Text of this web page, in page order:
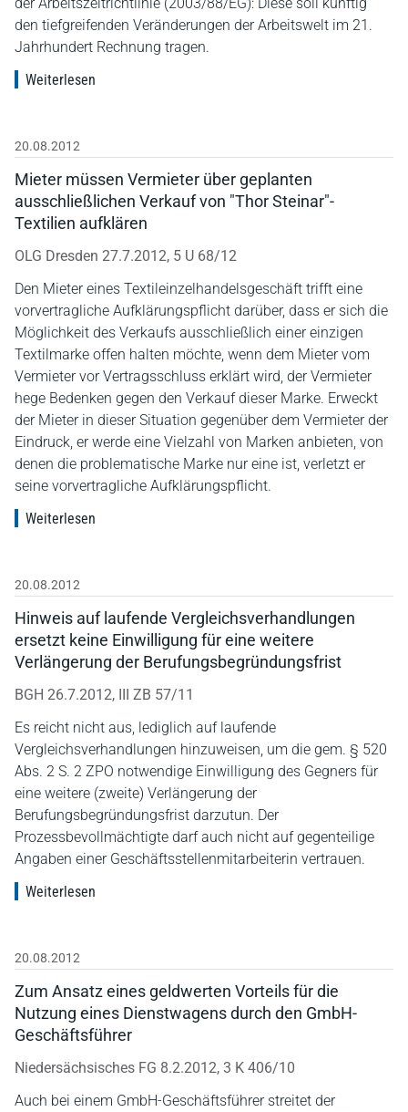
den tiefgreifenden Veränderungen der Arbeitswelt im 21.
Jahrhundert Rechnung tragen.
Weiterlesen
20.08.2012
Mieter müssen Vermieter über geplanten
ausschließlichen Verkauf von "Thor Steinar"-
Textilien aufklären
OLG Dresden 27.7.2012, 5 U 68/12
Den Mieter eines Textileinzelhandelsgeschäft trifft eine
vorvertragliche Aufklärungspflicht darüber, dass er sich die
Möglichkeit des Verkaufs ausschließlich einer einzigen
Textilmarke offen halten möchte, wenn dem Mieter vom
Vermieter vor Vertragsschluss erklärt wird, der Vermieter
hege Bedenken gegen den Verkauf dieser Marke. Erweckt
der Mieter in dieser Situation gegenüber dem Vermieter der
Eindruck, er werde eine Vielzahl von Marken anbieten, von
denen die problematische Marke nur eine ist, verletzt er
seine vorvertragliche Aufklärungspflicht.
Weiterlesen
20.08.2012
Hinweis auf laufende Vergleichsverhandlungen
ersetzt keine Einwilligung für eine weitere
Verlängerung der Berufungsbegründungsfrist
BGH 26.7.2012, III ZB 57/11
Es reicht nicht aus, lediglich auf laufende
Vergleichsverhandlungen hinzuweisen, um die gem. § 520
Abs. 2 S. 2 ZPO notwendige Einwilligung des Gegners für
eine weitere (zweite) Verlängerung der
Berufungsbegründungsfrist darzutun. Der
Prozessbevollmächtigte darf auch nicht auf gegenteilige
Angaben einer Geschäftsstellenmitarbeiterin vertrauen.
Weiterlesen
20.08.2012
Zum Ansatz eines geldwerten Vorteils für die
Nutzung eines Dienstwagens durch den GmbH-
Geschäftsführer
Niedersächsisches FG 8.2.2012, 3 K 406/10
Auch bei einem GmbH-Geschäftsführer streitet der